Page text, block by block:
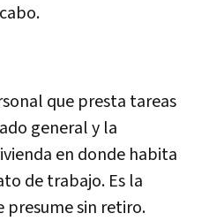
que presta tareas
general y la
en donde habita
de trabajo. Es la
presume sin retiro.